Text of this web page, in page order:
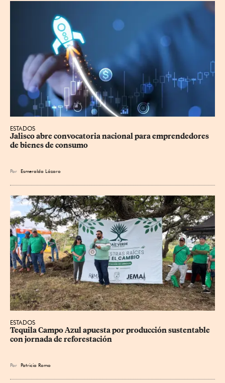
ESTADOS
Jalisco abre convocatoria nacional para emprendedores
de bienes de consumo
Por Esmeralda Lázaro
ESTADOS
Tequila Campo Azul apuesta por producción sustentable
con jornada de reforestación
Por Patricia Romo